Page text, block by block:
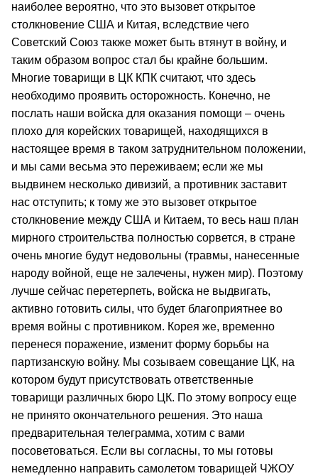
наиболее вероятно, что это вызовет открытое
столкновение США и Китая, вследствие чего
Советский Союз также может быть втянут в войну, и
таким образом вопрос стал бы крайне большим.
Многие товарищи в ЦК КПК считают, что здесь
необходимо проявить осторожность. Конечно, не
послать наши войска для оказания помощи – очень
плохо для корейских товарищей, находящихся в
настоящее время в таком затруднительном положении,
и мы сами весьма это переживаем; если же мы
выдвинем несколько дивизий, а противник заставит
нас отступить; к тому же это вызовет открытое
столкновение между США и Китаем, то весь наш план
мирного строительства полностью сорвется, в стране
очень многие будут недовольны (травмы, нанесенные
народу войной, еще не залечены, нужен мир). Поэтому
лучше сейчас перетерпеть, войска не выдвигать,
активно готовить силы, что будет благоприятнее во
время войны с противником. Корея же, временно
перенеся поражение, изменит форму борьбы на
партизанскую войну. Мы созываем совещание ЦК, на
котором будут присутствовать ответственные
товарищи различных бюро ЦК. По этому вопросу еще
не принято окончательного решения. Это наша
предварительная телеграмма, хотим с вами
посоветоваться. Если вы согласны, то мы готовы
немедленно направить самолетом товарищей ЧЖОУ